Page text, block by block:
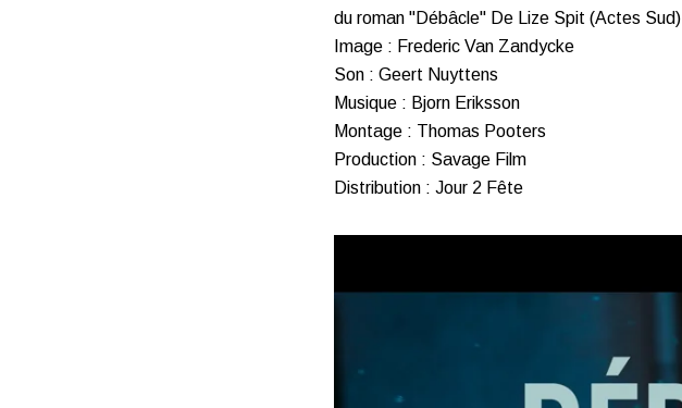
du roman "Débâcle" De Lize Spit (Actes Sud)
Image : Frederic Van Zandycke
Son : Geert Nuyttens
Musique : Bjorn Eriksson
Montage : Thomas Pooters
Production : Savage Film
Distribution : Jour 2 Fête